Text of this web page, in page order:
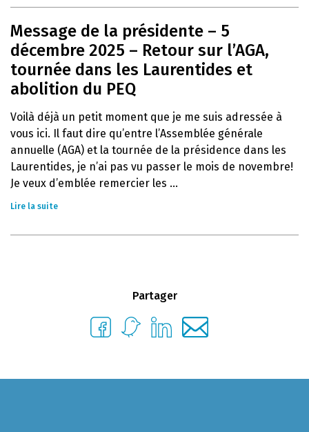
Message de la présidente – 5
décembre 2025 – Retour sur l’AGA,
tournée dans les Laurentides et
abolition du PEQ
Voilà déjà un petit moment que je me suis adressée à
vous ici. Il faut dire qu’entre l’Assemblée générale
annuelle (AGA) et la tournée de la présidence dans les
Laurentides, je n’ai pas vu passer le mois de novembre!
Je veux d’emblée remercier les ...
Lire la suite
Partager